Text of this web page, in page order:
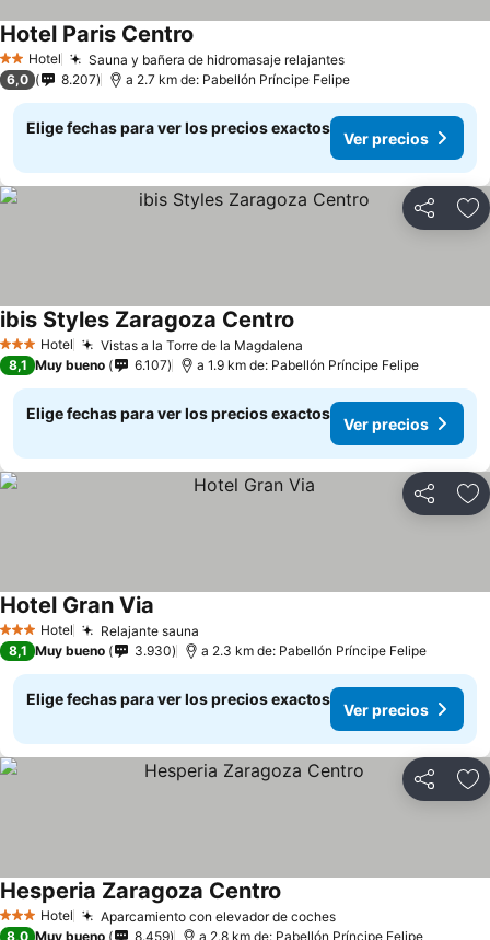
2 Estrellas
Hotel Sauna y bañera de hidromasaje relajantesVer precios
Hotel Paris Centro
6,0 8.207 a 2.7 km de: Pabellón Príncipe Felipe
Elige fechas para ver los precios exactos
Ver precios
Compartir
3 Estrellas
Hotel Vistas a la Torre de la Magdalena
ibis Styles Zaragoza Centro
8,1 Muy bueno 6.107 a 1.9 km de: Pabellón Príncipe Felipe
Elige fechas para ver los precios exactos
Ver precios
Compartir
3 Estrellas
Hotel Relajante sauna
Hotel Gran Via
8,1 Muy bueno 3.930 a 2.3 km de: Pabellón Príncipe Felipe
Elige fechas para ver los precios exactos
Ver precios
Compartir
3 Estrellas
Hotel Aparcamiento con elevador de cochesVer precios
Hesperia Zaragoza Centro
8,0 Muy bueno 8.459 a 2.8 km de: Pabellón Príncipe Felipe